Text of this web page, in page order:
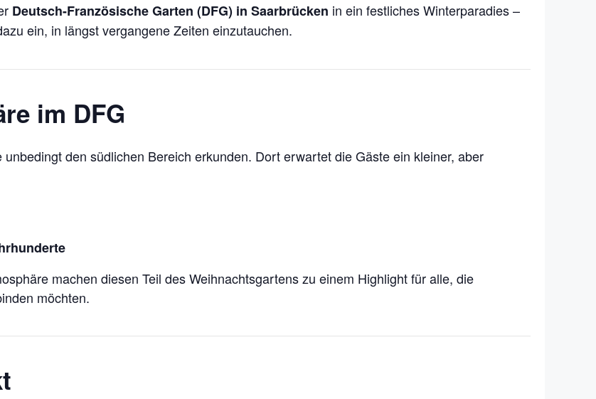
Deutsch-Französische Garten (DFG) in Saarbrücken in ein festliches Winterparadies –
ein, in längst vergangene Zeiten einzutauchen.
im DFG
unbedingt den südlichen Bereich erkunden. Dort erwartet die Gäste ein kleiner, aber
machen diesen Teil des Weihnachtsgartens zu einem Highlight für alle, die
möchten.